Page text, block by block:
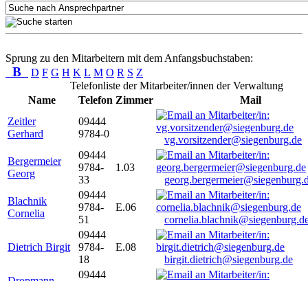
Sprung zu den Mitarbeitern mit dem Anfangsbuchstaben:
B D F G H K L M O R S Z
Telefonliste der Mitarbeiter/innen der Verwaltung
Name
Telefon Zimmer
Mail
Zeitler
Gerhard
09444
9784-0
vg.vorsitzender@siegenburg.de
Bergermeier
Georg
09444
9784-
33
1.03
Blachnik
Cornelia
09444
9784-
51
E.06
Dietrich Birgit
09444
9784-
18
E.08
birgit.dietrich@siegenburg.de
09444